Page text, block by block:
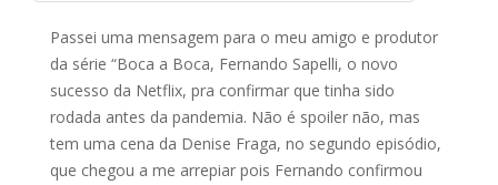
Passei uma mensagem para o meu amigo e produtor
da série “Boca a Boca, Fernando Sapelli, o novo
sucesso da Netflix, pra confirmar que tinha sido
rodada antes da pandemia. Não é spoiler não, mas
tem uma cena da Denise Fraga, no segundo episódio,
que chegou a me arrepiar pois Fernando confirmou